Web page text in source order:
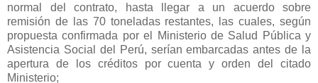
normal del contrato, hasta llegar a un acuerdo sobre
remisión de las 70 toneladas restantes, las cuales, según
propuesta confirmada por el Ministerio de Salud Pública y
Asistencia Social del Perú, serían embarcadas antes de la
apertura de los créditos por cuenta y orden del citado
Ministerio;